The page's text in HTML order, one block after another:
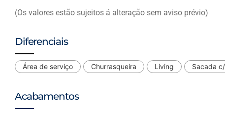
(Os valores estão sujeitos á alteração sem aviso prévio)
Diferenciais
Área de serviço Churrasqueira Living Sacada
Acabamentos